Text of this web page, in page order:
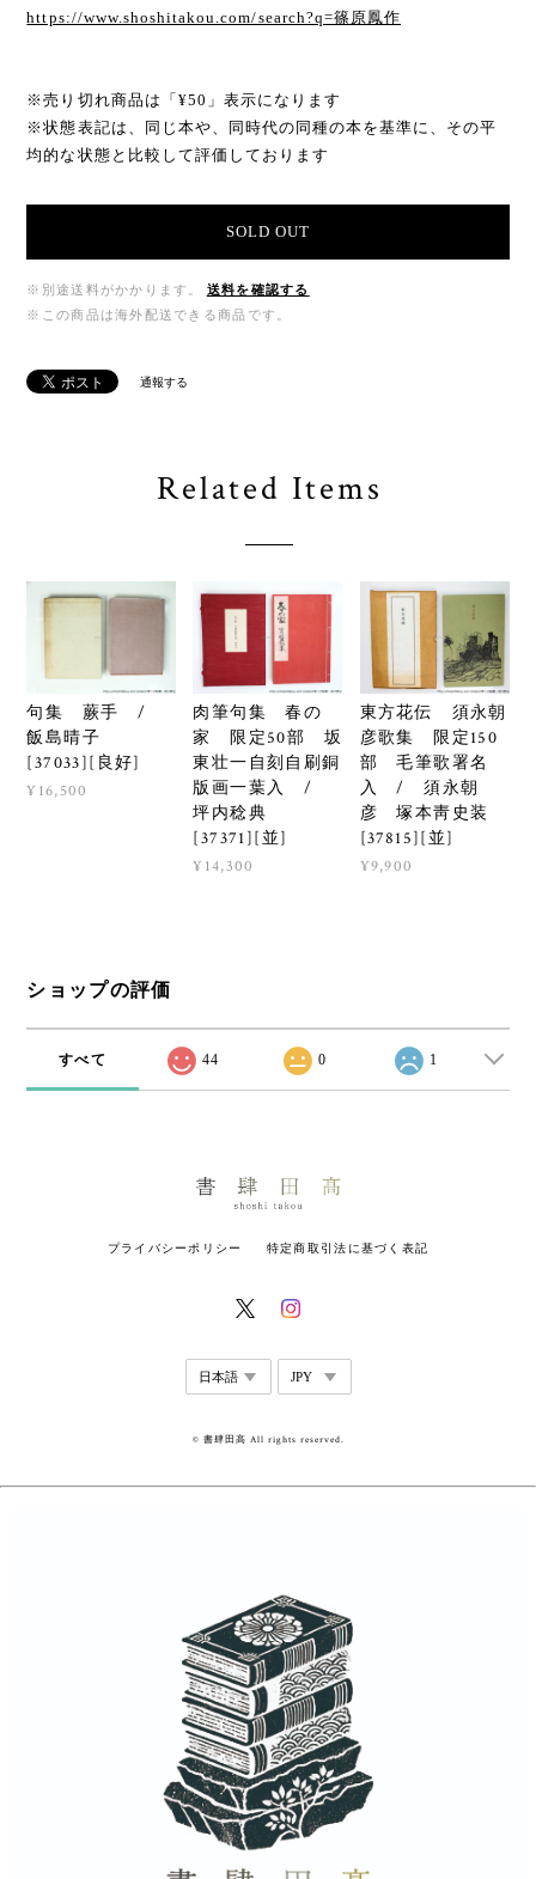
https://www.shoshitakou.com/search?q=篠原鳳作
※売り切れ商品は「¥50」表示になります
※状態表記は、同じ本や、同時代の同種の本を基準に、その平
均的な状態と比較して評価しております
SOLD OUT
※別途送料がかかります。
送料を確認する
※この商品は海外配送できる商品です。
通報する
Related Items
句集 蕨手 /
飯島晴子
[37033][良好]
¥16,500
肉筆句集 春の
家 限定50部 坂
東壮一自刻自刷銅
版画一葉入 /
坪内稔典
[37371][並]
¥14,300
東方花伝 須永朝
彦歌集 限定150
部 毛筆歌署名
入 / 須永朝
彦 塚本靑史装
[37815][並]
¥9,900
ショップの評価
すべて 44 0 1
プライバシーポリシー 特定商取引法に基づく表記
© 書肆田高 All rights reserved.